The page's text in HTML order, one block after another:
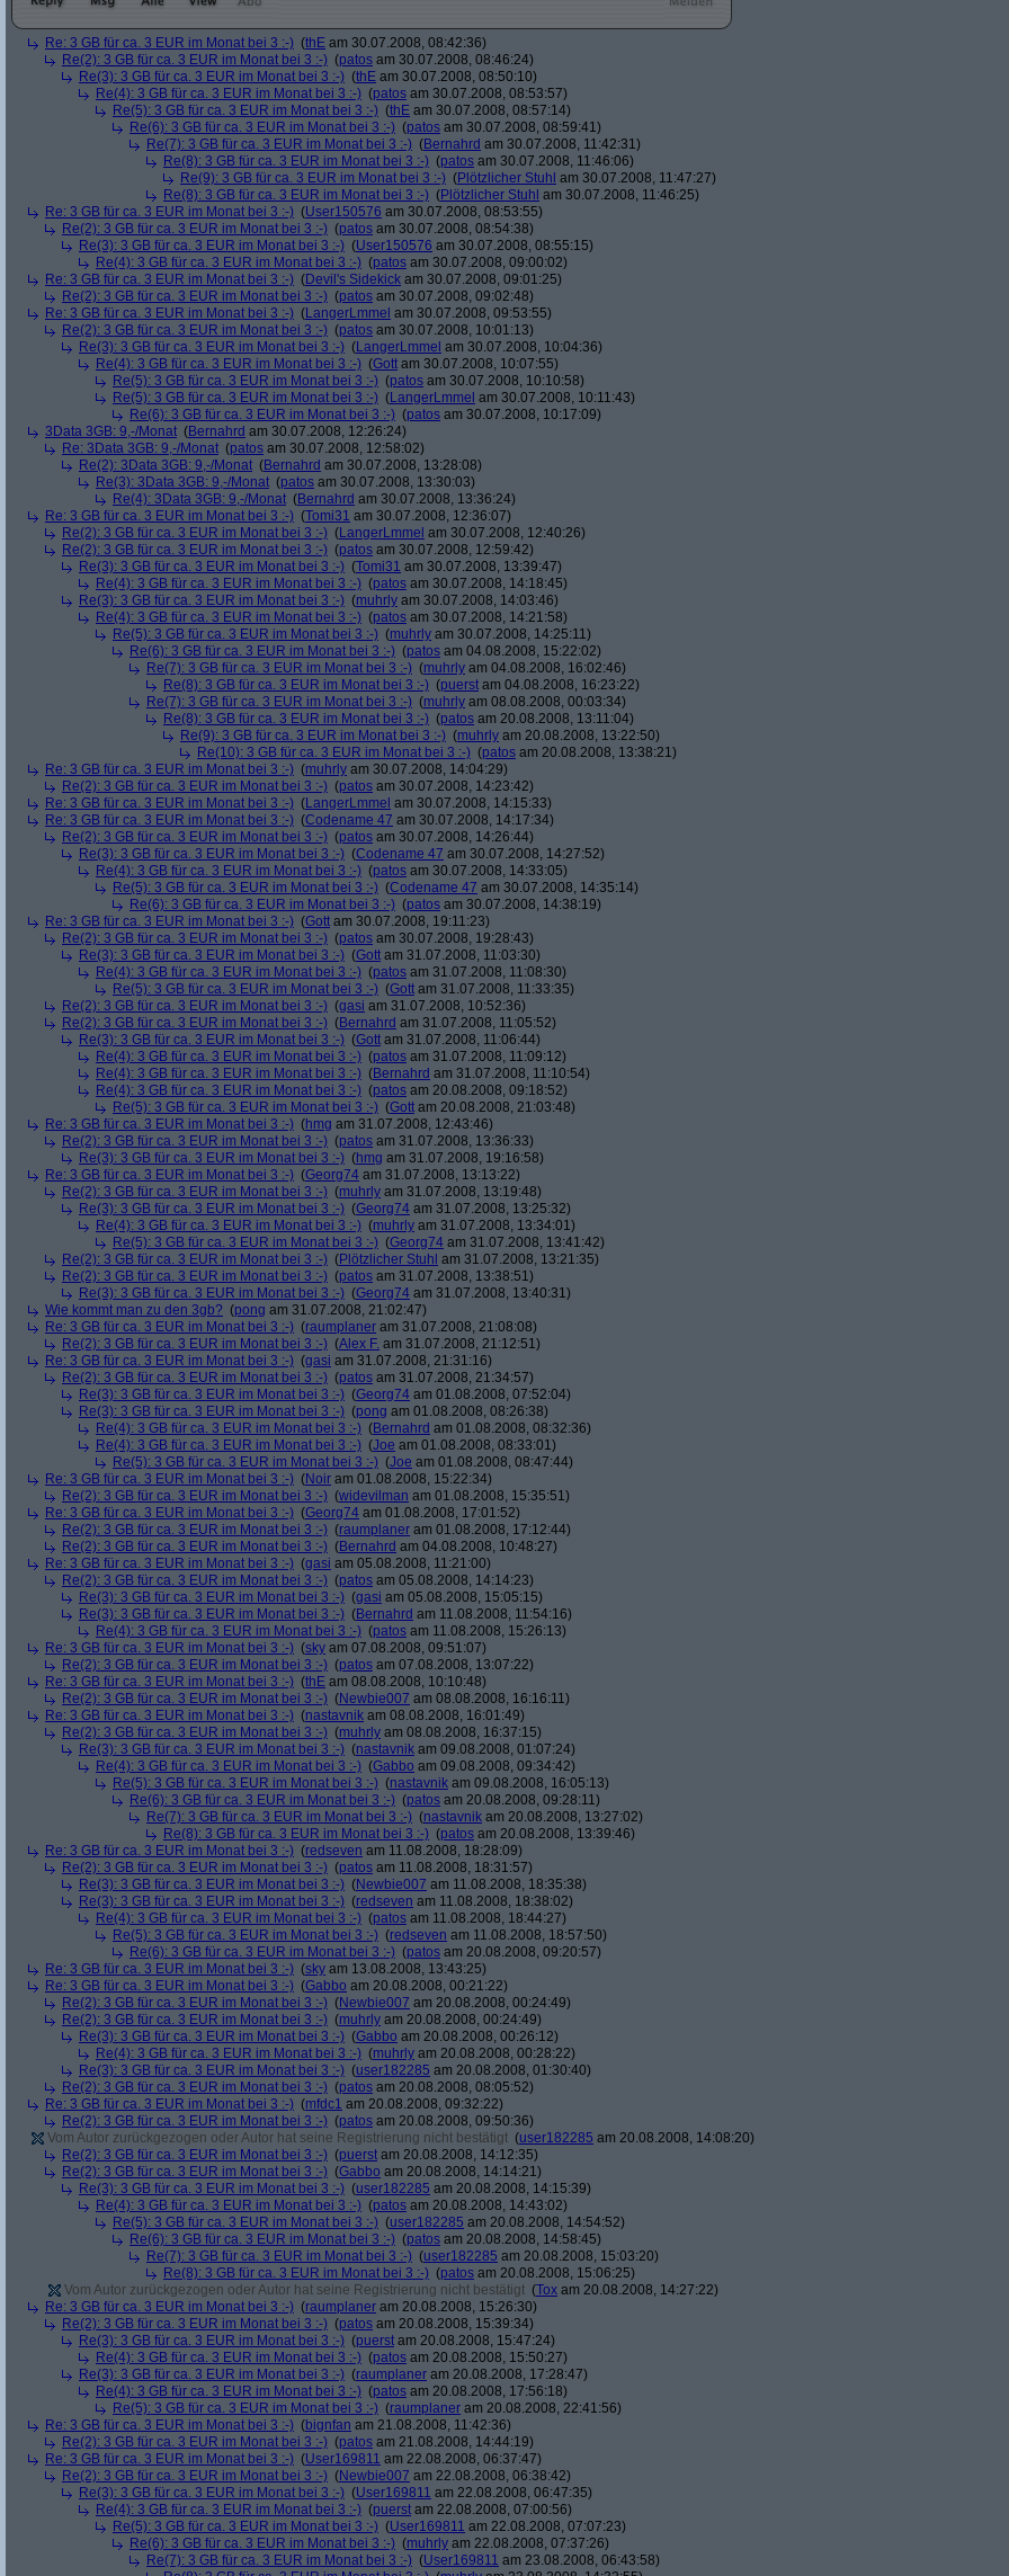
Re: 3 GB für ca. 3 EUR im Monat bei 3 :-) (thE am 30.07.2008, 08:42:36)
Re(2): 3 GB für ca. 3 EUR im Monat bei 3 :-) (patos am 30.07.2008, 08:46:24)
Re(3): 3 GB für ca. 3 EUR im Monat bei 3 :-) (thE am 30.07.2008, 08:50:10)
Re(4): 3 GB für ca. 3 EUR im Monat bei 3 :-) (patos am 30.07.2008, 08:53:57)
Re(5): 3 GB für ca. 3 EUR im Monat bei 3 :-) (thE am 30.07.2008, 08:57:14)
Re(6): 3 GB für ca. 3 EUR im Monat bei 3 :-) (patos am 30.07.2008, 08:59:41)
Re(7): 3 GB für ca. 3 EUR im Monat bei 3 :-) (Bernahrd am 30.07.2008, 11:42:31)
Re(8): 3 GB für ca. 3 EUR im Monat bei 3 :-) (patos am 30.07.2008, 11:46:06)
Re(9): 3 GB für ca. 3 EUR im Monat bei 3 :-) (Plötzlicher Stuhl am 30.07.2008, 11:47:27)
Re(8): 3 GB für ca. 3 EUR im Monat bei 3 :-) (Plötzlicher Stuhl am 30.07.2008, 11:46:25)
Re: 3 GB für ca. 3 EUR im Monat bei 3 :-) (User150576 am 30.07.2008, 08:53:55)
Re(2): 3 GB für ca. 3 EUR im Monat bei 3 :-) (patos am 30.07.2008, 08:54:38)
Re(3): 3 GB für ca. 3 EUR im Monat bei 3 :-) (User150576 am 30.07.2008, 08:55:15)
Re(4): 3 GB für ca. 3 EUR im Monat bei 3 :-) (patos am 30.07.2008, 09:00:02)
Re: 3 GB für ca. 3 EUR im Monat bei 3 :-) (Devil's Sidekick am 30.07.2008, 09:01:25)
Re(2): 3 GB für ca. 3 EUR im Monat bei 3 :-) (patos am 30.07.2008, 09:02:48)
Re: 3 GB für ca. 3 EUR im Monat bei 3 :-) (LangerLmmel am 30.07.2008, 09:53:55)
Re(2): 3 GB für ca. 3 EUR im Monat bei 3 :-) (patos am 30.07.2008, 10:01:13)
Re(3): 3 GB für ca. 3 EUR im Monat bei 3 :-) (LangerLmmel am 30.07.2008, 10:04:36)
Re(4): 3 GB für ca. 3 EUR im Monat bei 3 :-) (Gott am 30.07.2008, 10:07:55)
Re(5): 3 GB für ca. 3 EUR im Monat bei 3 :-) (patos am 30.07.2008, 10:10:58)
Re(5): 3 GB für ca. 3 EUR im Monat bei 3 :-) (LangerLmmel am 30.07.2008, 10:11:43)
Re(6): 3 GB für ca. 3 EUR im Monat bei 3 :-) (patos am 30.07.2008, 10:17:09)
3Data 3GB: 9,-/Monat (Bernahrd am 30.07.2008, 12:26:24)
Re: 3Data 3GB: 9,-/Monat (patos am 30.07.2008, 12:58:02)
Re(2): 3Data 3GB: 9,-/Monat (Bernahrd am 30.07.2008, 13:28:08)
Re(3): 3Data 3GB: 9,-/Monat (patos am 30.07.2008, 13:30:03)
Re(4): 3Data 3GB: 9,-/Monat (Bernahrd am 30.07.2008, 13:36:24)
Re: 3 GB für ca. 3 EUR im Monat bei 3 :-) (Tomi31 am 30.07.2008, 12:36:07)
Re(2): 3 GB für ca. 3 EUR im Monat bei 3 :-) (LangerLmmel am 30.07.2008, 12:40:26)
Re(2): 3 GB für ca. 3 EUR im Monat bei 3 :-) (patos am 30.07.2008, 12:59:42)
Re(3): 3 GB für ca. 3 EUR im Monat bei 3 :-) (Tomi31 am 30.07.2008, 13:39:47)
Re(4): 3 GB für ca. 3 EUR im Monat bei 3 :-) (patos am 30.07.2008, 14:18:45)
Re(3): 3 GB für ca. 3 EUR im Monat bei 3 :-) (muhrly am 30.07.2008, 14:03:46)
Re(4): 3 GB für ca. 3 EUR im Monat bei 3 :-) (patos am 30.07.2008, 14:21:58)
Re(5): 3 GB für ca. 3 EUR im Monat bei 3 :-) (muhrly am 30.07.2008, 14:25:11)
Re(6): 3 GB für ca. 3 EUR im Monat bei 3 :-) (patos am 04.08.2008, 15:22:02)
Re(7): 3 GB für ca. 3 EUR im Monat bei 3 :-) (muhrly am 04.08.2008, 16:02:46)
Re(8): 3 GB für ca. 3 EUR im Monat bei 3 :-) (puerst am 04.08.2008, 16:23:22)
Re(7): 3 GB für ca. 3 EUR im Monat bei 3 :-) (muhrly am 08.08.2008, 00:03:34)
Re(8): 3 GB für ca. 3 EUR im Monat bei 3 :-) (patos am 20.08.2008, 13:11:04)
Re(9): 3 GB für ca. 3 EUR im Monat bei 3 :-) (muhrly am 20.08.2008, 13:22:50)
Re(10): 3 GB für ca. 3 EUR im Monat bei 3 :-) (patos am 20.08.2008, 13:38:21)
Re: 3 GB für ca. 3 EUR im Monat bei 3 :-) (muhrly am 30.07.2008, 14:04:29)
Re(2): 3 GB für ca. 3 EUR im Monat bei 3 :-) (patos am 30.07.2008, 14:23:42)
Re: 3 GB für ca. 3 EUR im Monat bei 3 :-) (LangerLmmel am 30.07.2008, 14:15:33)
Re: 3 GB für ca. 3 EUR im Monat bei 3 :-) (Codename 47 am 30.07.2008, 14:17:34)
Re(2): 3 GB für ca. 3 EUR im Monat bei 3 :-) (patos am 30.07.2008, 14:26:44)
Re(3): 3 GB für ca. 3 EUR im Monat bei 3 :-) (Codename 47 am 30.07.2008, 14:27:52)
Re(4): 3 GB für ca. 3 EUR im Monat bei 3 :-) (patos am 30.07.2008, 14:33:05)
Re(5): 3 GB für ca. 3 EUR im Monat bei 3 :-) (Codename 47 am 30.07.2008, 14:35:14)
Re(6): 3 GB für ca. 3 EUR im Monat bei 3 :-) (patos am 30.07.2008, 14:38:19)
Re: 3 GB für ca. 3 EUR im Monat bei 3 :-) (Gott am 30.07.2008, 19:11:23)
Re(2): 3 GB für ca. 3 EUR im Monat bei 3 :-) (patos am 30.07.2008, 19:28:43)
Re(3): 3 GB für ca. 3 EUR im Monat bei 3 :-) (Gott am 31.07.2008, 11:03:30)
Re(4): 3 GB für ca. 3 EUR im Monat bei 3 :-) (patos am 31.07.2008, 11:08:30)
Re(5): 3 GB für ca. 3 EUR im Monat bei 3 :-) (Gott am 31.07.2008, 11:33:35)
Re(2): 3 GB für ca. 3 EUR im Monat bei 3 :-) (gasi am 31.07.2008, 10:52:36)
Re(2): 3 GB für ca. 3 EUR im Monat bei 3 :-) (Bernahrd am 31.07.2008, 11:05:52)
Re(3): 3 GB für ca. 3 EUR im Monat bei 3 :-) (Gott am 31.07.2008, 11:06:44)
Re(4): 3 GB für ca. 3 EUR im Monat bei 3 :-) (patos am 31.07.2008, 11:09:12)
Re(4): 3 GB für ca. 3 EUR im Monat bei 3 :-) (Bernahrd am 31.07.2008, 11:10:54)
Re(4): 3 GB für ca. 3 EUR im Monat bei 3 :-) (patos am 20.08.2008, 09:18:52)
Re(5): 3 GB für ca. 3 EUR im Monat bei 3 :-) (Gott am 20.08.2008, 21:03:48)
Re: 3 GB für ca. 3 EUR im Monat bei 3 :-) (hmg am 31.07.2008, 12:43:46)
Re(2): 3 GB für ca. 3 EUR im Monat bei 3 :-) (patos am 31.07.2008, 13:36:33)
Re(3): 3 GB für ca. 3 EUR im Monat bei 3 :-) (hmg am 31.07.2008, 19:16:58)
Re: 3 GB für ca. 3 EUR im Monat bei 3 :-) (Georg74 am 31.07.2008, 13:13:22)
Re(2): 3 GB für ca. 3 EUR im Monat bei 3 :-) (muhrly am 31.07.2008, 13:19:48)
Re(3): 3 GB für ca. 3 EUR im Monat bei 3 :-) (Georg74 am 31.07.2008, 13:25:32)
Re(4): 3 GB für ca. 3 EUR im Monat bei 3 :-) (muhrly am 31.07.2008, 13:34:01)
Re(5): 3 GB für ca. 3 EUR im Monat bei 3 :-) (Georg74 am 31.07.2008, 13:41:42)
Re(2): 3 GB für ca. 3 EUR im Monat bei 3 :-) (Plötzlicher Stuhl am 31.07.2008, 13:21:35)
Re(2): 3 GB für ca. 3 EUR im Monat bei 3 :-) (patos am 31.07.2008, 13:38:51)
Re(3): 3 GB für ca. 3 EUR im Monat bei 3 :-) (Georg74 am 31.07.2008, 13:40:31)
Wie kommt man zu den 3gb? (pong am 31.07.2008, 21:02:47)
Re: 3 GB für ca. 3 EUR im Monat bei 3 :-) (raumplaner am 31.07.2008, 21:08:08)
Re(2): 3 GB für ca. 3 EUR im Monat bei 3 :-) (Alex F. am 31.07.2008, 21:12:51)
Re: 3 GB für ca. 3 EUR im Monat bei 3 :-) (gasi am 31.07.2008, 21:31:16)
Re(2): 3 GB für ca. 3 EUR im Monat bei 3 :-) (patos am 31.07.2008, 21:34:57)
Re(3): 3 GB für ca. 3 EUR im Monat bei 3 :-) (Georg74 am 01.08.2008, 07:52:04)
Re(3): 3 GB für ca. 3 EUR im Monat bei 3 :-) (pong am 01.08.2008, 08:26:38)
Re(4): 3 GB für ca. 3 EUR im Monat bei 3 :-) (Bernahrd am 01.08.2008, 08:32:36)
Re(4): 3 GB für ca. 3 EUR im Monat bei 3 :-) (Joe am 01.08.2008, 08:33:01)
Re(5): 3 GB für ca. 3 EUR im Monat bei 3 :-) (Joe am 01.08.2008, 08:47:44)
Re: 3 GB für ca. 3 EUR im Monat bei 3 :-) (Noir am 01.08.2008, 15:22:34)
Re(2): 3 GB für ca. 3 EUR im Monat bei 3 :-) (widevilman am 01.08.2008, 15:35:51)
Re: 3 GB für ca. 3 EUR im Monat bei 3 :-) (Georg74 am 01.08.2008, 17:01:52)
Re(2): 3 GB für ca. 3 EUR im Monat bei 3 :-) (raumplaner am 01.08.2008, 17:12:44)
Re(2): 3 GB für ca. 3 EUR im Monat bei 3 :-) (Bernahrd am 04.08.2008, 10:48:27)
Re: 3 GB für ca. 3 EUR im Monat bei 3 :-) (gasi am 05.08.2008, 11:21:00)
Re(2): 3 GB für ca. 3 EUR im Monat bei 3 :-) (patos am 05.08.2008, 14:14:23)
Re(3): 3 GB für ca. 3 EUR im Monat bei 3 :-) (gasi am 05.08.2008, 15:05:15)
Re(3): 3 GB für ca. 3 EUR im Monat bei 3 :-) (Bernahrd am 11.08.2008, 11:54:16)
Re(4): 3 GB für ca. 3 EUR im Monat bei 3 :-) (patos am 11.08.2008, 15:26:13)
Re: 3 GB für ca. 3 EUR im Monat bei 3 :-) (sky am 07.08.2008, 09:51:07)
Re(2): 3 GB für ca. 3 EUR im Monat bei 3 :-) (patos am 07.08.2008, 13:07:22)
Re: 3 GB für ca. 3 EUR im Monat bei 3 :-) (thE am 08.08.2008, 10:10:48)
Re(2): 3 GB für ca. 3 EUR im Monat bei 3 :-) (Newbie007 am 08.08.2008, 16:16:11)
Re: 3 GB für ca. 3 EUR im Monat bei 3 :-) (nastavnik am 08.08.2008, 16:01:49)
Re(2): 3 GB für ca. 3 EUR im Monat bei 3 :-) (muhrly am 08.08.2008, 16:37:15)
Re(3): 3 GB für ca. 3 EUR im Monat bei 3 :-) (nastavnik am 09.08.2008, 01:07:24)
Re(4): 3 GB für ca. 3 EUR im Monat bei 3 :-) (Gabbo am 09.08.2008, 09:34:42)
Re(5): 3 GB für ca. 3 EUR im Monat bei 3 :-) (nastavnik am 09.08.2008, 16:05:13)
Re(6): 3 GB für ca. 3 EUR im Monat bei 3 :-) (patos am 20.08.2008, 09:28:11)
Re(7): 3 GB für ca. 3 EUR im Monat bei 3 :-) (nastavnik am 20.08.2008, 13:27:02)
Re(8): 3 GB für ca. 3 EUR im Monat bei 3 :-) (patos am 20.08.2008, 13:39:46)
Re: 3 GB für ca. 3 EUR im Monat bei 3 :-) (redseven am 11.08.2008, 18:28:09)
Re(2): 3 GB für ca. 3 EUR im Monat bei 3 :-) (patos am 11.08.2008, 18:31:57)
Re(3): 3 GB für ca. 3 EUR im Monat bei 3 :-) (Newbie007 am 11.08.2008, 18:35:38)
Re(3): 3 GB für ca. 3 EUR im Monat bei 3 :-) (redseven am 11.08.2008, 18:38:02)
Re(4): 3 GB für ca. 3 EUR im Monat bei 3 :-) (patos am 11.08.2008, 18:44:27)
Re(5): 3 GB für ca. 3 EUR im Monat bei 3 :-) (redseven am 11.08.2008, 18:57:50)
Re(6): 3 GB für ca. 3 EUR im Monat bei 3 :-) (patos am 20.08.2008, 09:20:57)
Re: 3 GB für ca. 3 EUR im Monat bei 3 :-) (sky am 13.08.2008, 13:43:25)
Re: 3 GB für ca. 3 EUR im Monat bei 3 :-) (Gabbo am 20.08.2008, 00:21:22)
Re(2): 3 GB für ca. 3 EUR im Monat bei 3 :-) (Newbie007 am 20.08.2008, 00:24:49)
Re(2): 3 GB für ca. 3 EUR im Monat bei 3 :-) (muhrly am 20.08.2008, 00:24:49)
Re(3): 3 GB für ca. 3 EUR im Monat bei 3 :-) (Gabbo am 20.08.2008, 00:26:12)
Re(4): 3 GB für ca. 3 EUR im Monat bei 3 :-) (muhrly am 20.08.2008, 00:28:22)
Re(3): 3 GB für ca. 3 EUR im Monat bei 3 :-) (user182285 am 20.08.2008, 01:30:40)
Re(2): 3 GB für ca. 3 EUR im Monat bei 3 :-) (patos am 20.08.2008, 08:05:52)
Re: 3 GB für ca. 3 EUR im Monat bei 3 :-) (mfdc1 am 20.08.2008, 09:32:22)
Re(2): 3 GB für ca. 3 EUR im Monat bei 3 :-) (patos am 20.08.2008, 09:50:36)
Vom Autor zurückgezogen oder Autor hat seine Registrierung nicht bestätigt (user182285 am 20.08.2008, 14:08:20)
Re(2): 3 GB für ca. 3 EUR im Monat bei 3 :-) (puerst am 20.08.2008, 14:12:35)
Re(2): 3 GB für ca. 3 EUR im Monat bei 3 :-) (Gabbo am 20.08.2008, 14:14:21)
Re(3): 3 GB für ca. 3 EUR im Monat bei 3 :-) (user182285 am 20.08.2008, 14:15:39)
Re(4): 3 GB für ca. 3 EUR im Monat bei 3 :-) (patos am 20.08.2008, 14:43:02)
Re(5): 3 GB für ca. 3 EUR im Monat bei 3 :-) (user182285 am 20.08.2008, 14:54:52)
Re(6): 3 GB für ca. 3 EUR im Monat bei 3 :-) (patos am 20.08.2008, 14:58:45)
Re(7): 3 GB für ca. 3 EUR im Monat bei 3 :-) (user182285 am 20.08.2008, 15:03:20)
Re(8): 3 GB für ca. 3 EUR im Monat bei 3 :-) (patos am 20.08.2008, 15:06:25)
Vom Autor zurückgezogen oder Autor hat seine Registrierung nicht bestätigt (Tox am 20.08.2008, 14:27:22)
Re: 3 GB für ca. 3 EUR im Monat bei 3 :-) (raumplaner am 20.08.2008, 15:26:30)
Re(2): 3 GB für ca. 3 EUR im Monat bei 3 :-) (patos am 20.08.2008, 15:39:34)
Re(3): 3 GB für ca. 3 EUR im Monat bei 3 :-) (puerst am 20.08.2008, 15:47:24)
Re(4): 3 GB für ca. 3 EUR im Monat bei 3 :-) (patos am 20.08.2008, 15:50:27)
Re(3): 3 GB für ca. 3 EUR im Monat bei 3 :-) (raumplaner am 20.08.2008, 17:28:47)
Re(4): 3 GB für ca. 3 EUR im Monat bei 3 :-) (patos am 20.08.2008, 17:56:18)
Re(5): 3 GB für ca. 3 EUR im Monat bei 3 :-) (raumplaner am 20.08.2008, 22:41:56)
Re: 3 GB für ca. 3 EUR im Monat bei 3 :-) (bignfan am 21.08.2008, 11:42:36)
Re(2): 3 GB für ca. 3 EUR im Monat bei 3 :-) (patos am 21.08.2008, 14:44:19)
Re: 3 GB für ca. 3 EUR im Monat bei 3 :-) (User169811 am 22.08.2008, 06:37:47)
Re(2): 3 GB für ca. 3 EUR im Monat bei 3 :-) (Newbie007 am 22.08.2008, 06:38:42)
Re(3): 3 GB für ca. 3 EUR im Monat bei 3 :-) (User169811 am 22.08.2008, 06:47:35)
Re(4): 3 GB für ca. 3 EUR im Monat bei 3 :-) (puerst am 22.08.2008, 07:00:56)
Re(5): 3 GB für ca. 3 EUR im Monat bei 3 :-) (User169811 am 22.08.2008, 07:07:23)
Re(6): 3 GB für ca. 3 EUR im Monat bei 3 :-) (muhrly am 22.08.2008, 07:37:26)
Re(7): 3 GB für ca. 3 EUR im Monat bei 3 :-) (User169811 am 23.08.2008, 06:43:58)